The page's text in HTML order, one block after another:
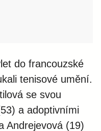
do francouzské
tenisové umění.
se svou
a adoptivními
Andrejevová (19)